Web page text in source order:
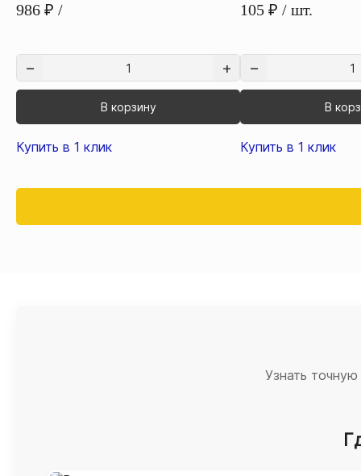
986 ₽ /
В корзину
Купить в 1 клик
105 ₽ / шт.
В
Купить в 1 клик
Узнать